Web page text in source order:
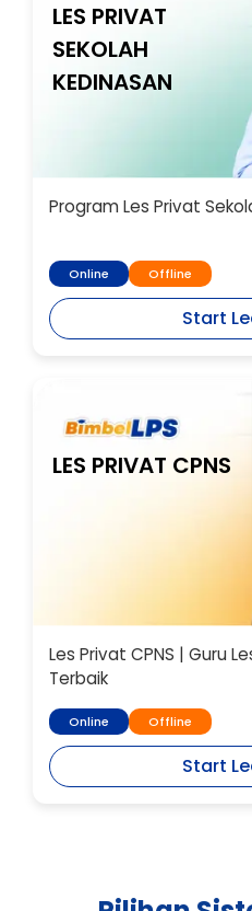
LES PRIVAT
SEKOLAH
KEDINASAN
Program Les Privat
Online Offline
Start
LES PRIVAT CPNS
Les Privat CPNS | Guru
Terbaik
Online Offline
Start